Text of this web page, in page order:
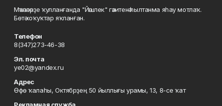
Мәҡәләләрҙе ҡулланғанда "Йәшлек" гәзитенә һылтанма яһау мотлаҡ.
Бөтә хоҡуҡтар яҡланған.
Телефон
8(347)273-46-38
Эл. почта
ye02@yandex.ru
Адрес
Өфө ҡалаһы, Октябрҙең 50 йыллығы урамы, 13, 8-се ҡат